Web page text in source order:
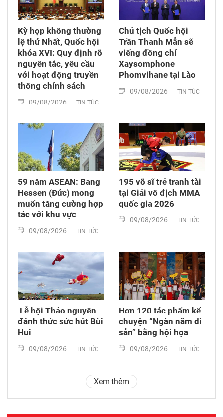
Kỳ họp không thường
lệ thứ Nhất, Quốc hội
khóa XVI: Quy định rõ
nguyên tắc, yêu cầu
với hoạt động truyền
thông chính sách
09/08/2026 TIN TỨC
Chủ tịch Quốc hội
Trần Thanh Mẫn sẽ
viếng đồng chí
Xaysomphone
Phomvihane tại Lào
09/08/2026 TIN TỨC
59 năm ASEAN: Bang
Hessen (Đức) mong
muốn tăng cường hợp
tác với khu vực
09/08/2026 TIN TỨC
195 võ sĩ trẻ tranh tài
tại Giải vô địch MMA
quốc gia 2026
09/08/2026 TIN TỨC
​ Lễ hội Thảo nguyên
đánh thức sức hút Bùi
Hui
09/08/2026 TIN TỨC
Hơn 120 tác phẩm kể
chuyện “Ngàn năm di
sản” bằng hội họa
09/08/2026 TIN TỨC
Xem thêm